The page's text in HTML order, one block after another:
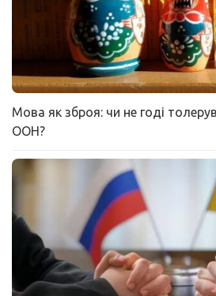
Мова як зброя: чи не годі
ООН?